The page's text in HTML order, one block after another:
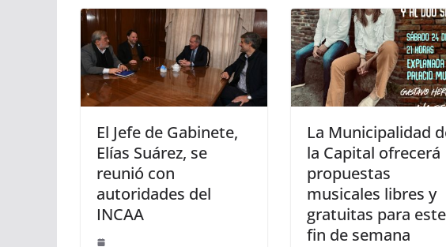
El Jefe de Gabinete,
Elías Suárez, se
reunió con
autoridades del
INCAA
La Municipalidad
la Capital ofrecerá
propuestas
musicales libres y
gratuitas para este
fin de semana